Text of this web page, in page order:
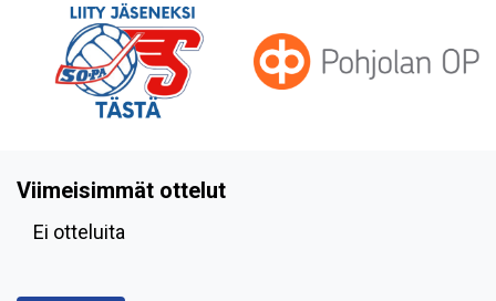
Viimeisimmät ottelut
Ei otteluita